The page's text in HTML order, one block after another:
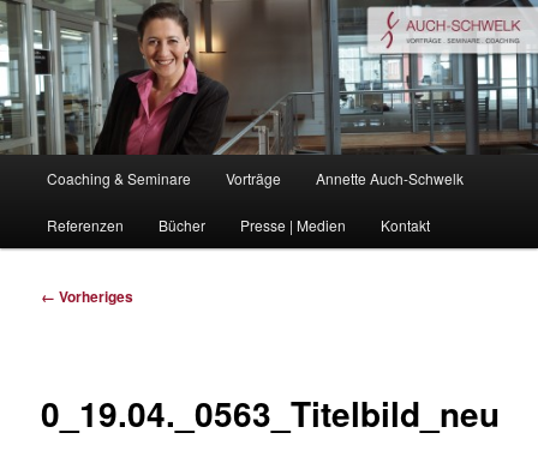
Zum
primären
Inhalt
springenauchschwelk.de
Coaching . Vorträge . Seminare
Coaching & Seminare Vorträge Annette Auch-Schwelk
Referenzen Bücher Presse | Medien Kontakt
Bilder-
← Vorheriges
0_19.04._0563_Titelbild_neu